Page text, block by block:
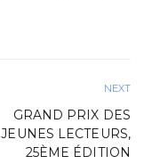
NEXT
GRAND PRIX DES
JEUNES LECTEURS,
25ÈME ÉDITION